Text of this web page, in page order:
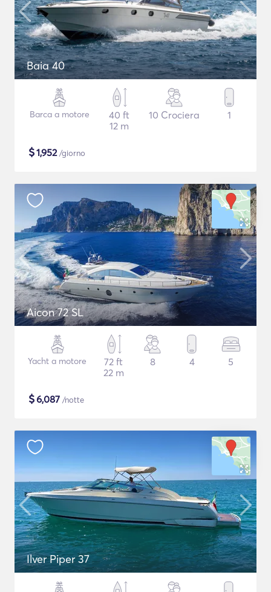
Baia 40
Barca a motore
40 ft
12 m
10 Crociera 1
$1,952/giorno
Aicon 72 SL
Yacht a motore
72 ft
22 m
8 4 5
$6,087 /notte
Ilver Piper 37